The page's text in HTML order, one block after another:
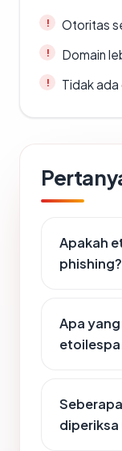
Otoritas
Domain
Tidak
Apakah
phishing?
Apa
diperiksa